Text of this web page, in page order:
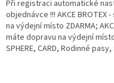
Při registraci automatické
objednávce !!! AKCE BROTEX
na výdejní místo ZDARMA;
máte dopravu na výdejní
SPHERE, CARD, Rodinné